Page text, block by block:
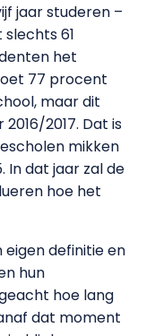
jaar studeren –
61
het
77 procent
maar dit
2017. Dat is
mikken
In dat jaar zal de
hoe het
eigen definitie en
hun
hoe lang
dat moment